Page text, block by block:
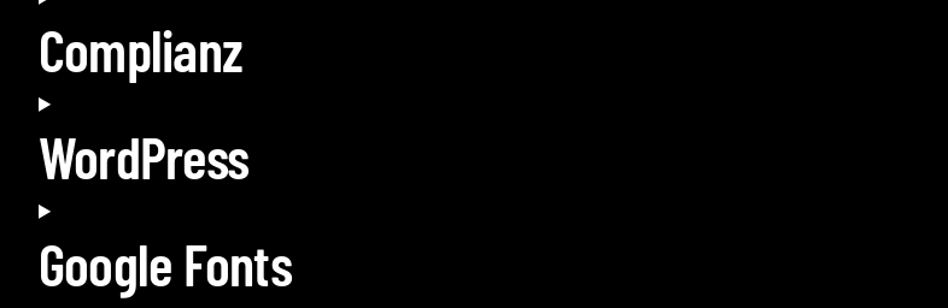
Complianz
WordPress
Google Fonts